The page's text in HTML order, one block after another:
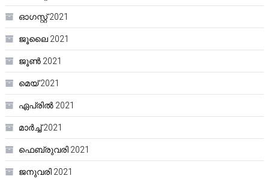
ഓഗസ്റ്റ്‌ 2021
ജൂലൈ 2021
ജൂൺ 2021
മെയ്‌ 2021
ഏപ്രിൽ 2021
മാർച്ച്‌ 2021
ഫെബ്രുവരി 2021
ജനുവരി 2021